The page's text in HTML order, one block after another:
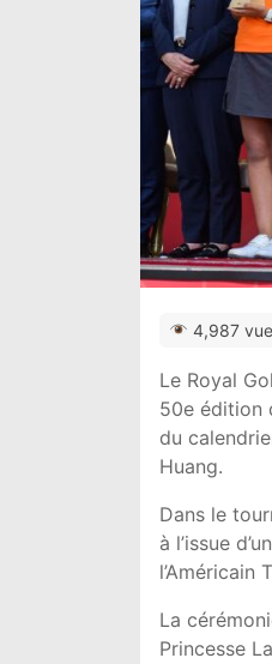
4,987
Le Royal
50e édition
du
Huang.
Dans le
à l’issue
l’Américain
La
Princesse